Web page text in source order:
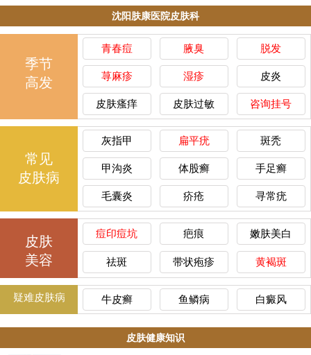
沈阳肤康医院皮肤科
季节
高发
青春痘 腋臭 脱发
荨麻疹 湿疹 皮炎
皮肤瘙痒 皮肤过敏 咨询挂号
常见
皮肤病
灰指甲 扁平疣 斑秃
甲沟炎 体股癣 手足癣
毛囊炎 疥疮 寻常疣
皮肤
美容
痘印痘坑 疤痕 嫩肤美白
祛斑 带状疱疹 黄褐斑
疑难皮肤病 牛皮癣 鱼鳞病 白癜风
皮肤健康知识